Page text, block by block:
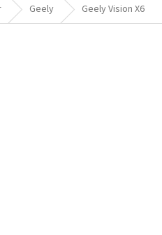
Geely Geely Vision X6